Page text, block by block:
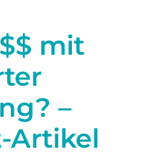
mit
–
Artikel